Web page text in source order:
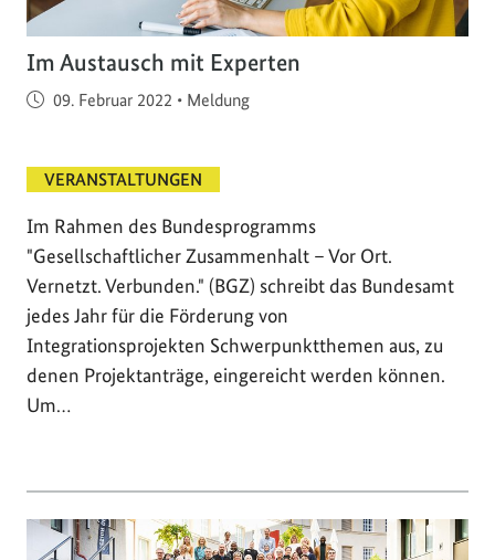
Im Austausch mit Experten
Veröffentlicht am
09. Februar 2022 • Meldung
VERANSTALTUNGEN
Im Rahmen des Bundesprogramms
"Gesellschaftlicher Zusammenhalt – Vor Ort.
Vernetzt. Verbunden." (BGZ) schreibt das Bundesamt
jedes Jahr für die Förderung von
Integrationsprojekten Schwerpunktthemen aus, zu
denen Projektanträge, eingereicht werden können.
Um…